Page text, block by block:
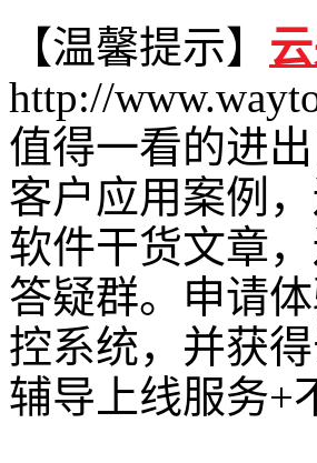
【温馨提示】
http://
值得一看的进
客户应用案例
软件干货文章
答疑群。申请
控系统，并获
辅导上线服务